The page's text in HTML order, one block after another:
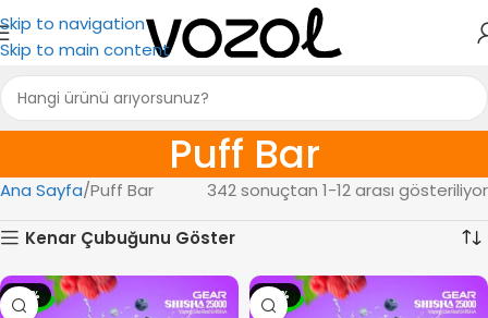
Skip to navigation
Skip to main content
Puff Bar
Ana Sayfa Puff Bar 342 sonuçtan 1-12 arası gösteriliyor
Kenar Çubuğunu Göster
-14% -14%